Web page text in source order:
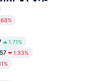
1.71%
1.33%